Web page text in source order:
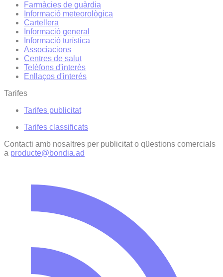
Farmàcies de guàrdia
Informació meteorològica
Cartellera
Informació general
Informació turística
Associacions
Centres de salut
Telèfons d'interès
Enllaços d'interés
Tarifes
Tarifes publicitat
Tarifes classificats
Contacti amb nosaltres per publicitat o qüestions comercials
a producte@bondia.ad